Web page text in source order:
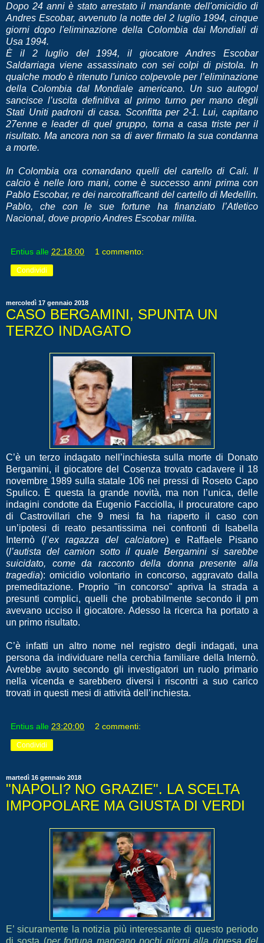
Dopo 24 anni è stato arrestato il mandante dell'omicidio di
Andres Escobar, avvenuto la notte del 2 luglio 1994, cinque
giorni dopo l'eliminazione della Colombia dai Mondiali di
Usa 1994.
È il 2 luglio del 1994, il giocatore Andres Escobar
Saldarriaga viene assassinato con sei colpi di pistola. In
qualche modo è ritenuto l'unico colpevole per l’eliminazione
della Colombia dal Mondiale americano. Un suo autogol
sancisce l’uscita definitiva al primo turno per mano degli
Stati Uniti padroni di casa. Sconfitta per 2-1. Lui, capitano
27enne e leader di quel gruppo, torna a casa triste per il
risultato. Ma ancora non sa di aver firmato la sua condanna
a morte.
In Colombia ora comandano quelli del cartello di Cali. Il
calcio è nelle loro mani, come è successo anni prima con
Pablo Escobar, re dei narcotrafficanti del cartello di Medellin.
Pablo, che con le sue fortune ha finanziato l’Atletico
Nacional, dove proprio Andres Escobar milita.
Entius alle 22:18:00 1 commento:
Condividi
mercoledì 17 gennaio 2018
CASO BERGAMINI, SPUNTA UN
TERZO INDAGATO
C’è un terzo indagato nell’inchiesta sulla morte di Donato
Bergamini, il giocatore del Cosenza trovato cadavere il 18
novembre 1989 sulla statale 106 nei pressi di Roseto Capo
Spulico. È questa la grande novità, ma non l’unica, delle
indagini condotte da Eugenio Facciolla, il procuratore capo
di Castrovillari che 9 mesi fa ha riaperto il caso con
un’ipotesi di reato pesantissima nei confronti di Isabella
Internò (l’ex ragazza del calciatore) e Raffaele Pisano
(l’autista del camion sotto il quale Bergamini si sarebbe
suicidato, come da racconto della donna presente alla
tragedia): omicidio volontario in concorso, aggravato dalla
premeditazione. Proprio "in concorso" apriva la strada a
presunti complici, quelli che probabilmente secondo il pm
avevano ucciso il giocatore. Adesso la ricerca ha portato a
un primo risultato.
C’è infatti un altro nome nel registro degli indagati, una
persona da individuare nella cerchia familiare della Internò.
Avrebbe avuto secondo gli investigatori un ruolo primario
nella vicenda e sarebbero diversi i riscontri a suo carico
trovati in questi mesi di attività dell’inchiesta.
Entius alle 23:20:00 2 commenti:
Condividi
martedì 16 gennaio 2018
"NAPOLI? NO GRAZIE". LA SCELTA
IMPOPOLARE MA GIUSTA DI VERDI
E’ sicuramente la notizia più interessante di questo periodo